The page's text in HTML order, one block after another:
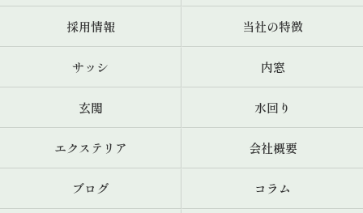
採用情報 当社の特徴
サッシ 内窓
玄関 水回り
エクステリア 会社概要
ブログ コラム